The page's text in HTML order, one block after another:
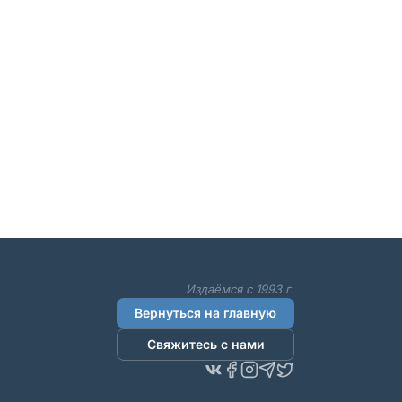
Издаёмся с 1993 г.
Вернуться на главную
Свяжитесь с нами